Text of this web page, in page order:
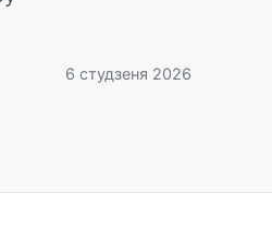
6 студзеня 2026